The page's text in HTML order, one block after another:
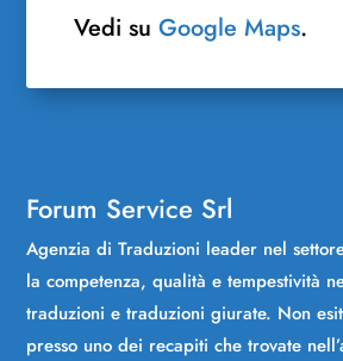
Vedi suGoogle Maps.
Forum Service Srl
Agenzia di Traduzioni leader nel
la competenza, qualità e tempestività
traduzioni e traduzioni giurate. Non
presso uno dei recapiti che trovate